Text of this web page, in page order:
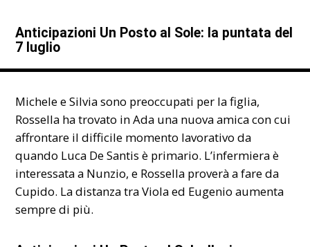
Anticipazioni Un Posto al Sole: la puntata del
7 luglio
Michele e Silvia sono preoccupati per la figlia,
Rossella ha trovato in Ada una nuova amica con cui
affrontare il difficile momento lavorativo da
quando Luca De Santis è primario. L’infermiera è
interessata a Nunzio, e Rossella proverà a fare da
Cupido. La distanza tra Viola ed Eugenio aumenta
sempre di più.